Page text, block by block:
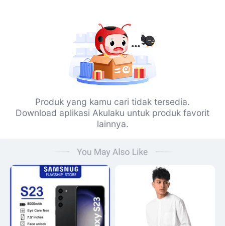
Produk yang kamu cari tidak tersedia.
Download aplikasi Akulaku untuk produk favorit
lainnya.